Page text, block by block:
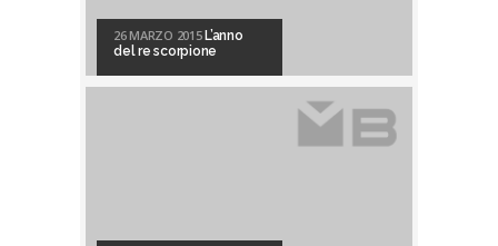
26 MARZO 2015L’anno
del re scorpione